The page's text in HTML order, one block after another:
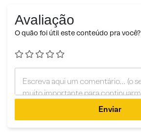
Avaliação
O quão foi útil este conteúdo pra você?
Enviar